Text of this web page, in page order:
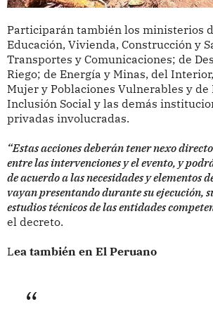
Participarán también los ministerios
Educación, Vivienda, Construcción y
Transportes y Comunicaciones; de
Riego; de Energía y Minas, del
Mujer y Poblaciones Vulnerables y de
Inclusión Social y las demás
privadas involucradas.
“Estas acciones deberán tener nexo
entre las intervenciones y el evento, y
de acuerdo a las necesidades y elementos
vayan presentando durante su ejecución,
estudios técnicos de las entidades
el decreto.
Lea también en El Peruano